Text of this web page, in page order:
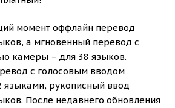
момент оффлайн перевод
а мгновенный перевод с
камеры – для 38 языков.
с голосовым вводом
языками, рукописный ввод
После недавнего обновления